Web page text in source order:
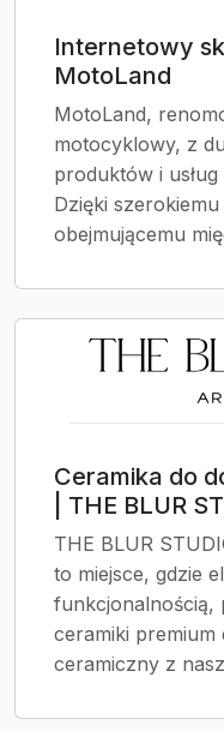
Internetowy
MotoLand
MotoLand,
motocyklowy, z
produktów i
Dzięki
obejmującemu
Ceramika do
| THE BLUR
THE BLUR
to miejsce, gdzie
funkcjonalnością,
ceramiki premium
ceramiczny z